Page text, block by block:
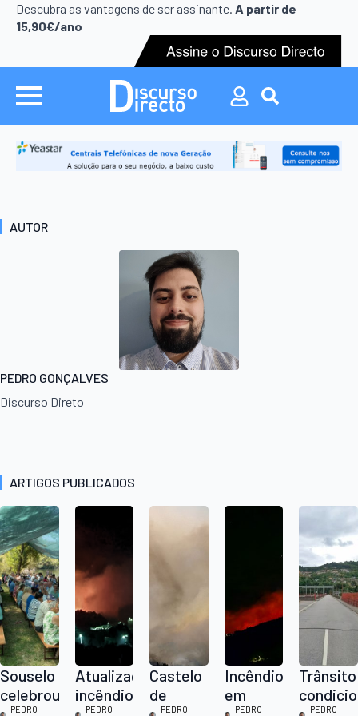
Descubra as vantagens de ser assinante. A partir de
15,90€/ano
Search
for:
Search
AUTOR
PEDRO GONÇALVES
Discurso Direto
ARTIGOS PUBLICADOS
Souselo
celebrou
PEDRO
Atualização:
incêndios
PEDRO
Castelo
de
PEDRO
Incêndio
em
PEDRO
Trânsito
PEDRO